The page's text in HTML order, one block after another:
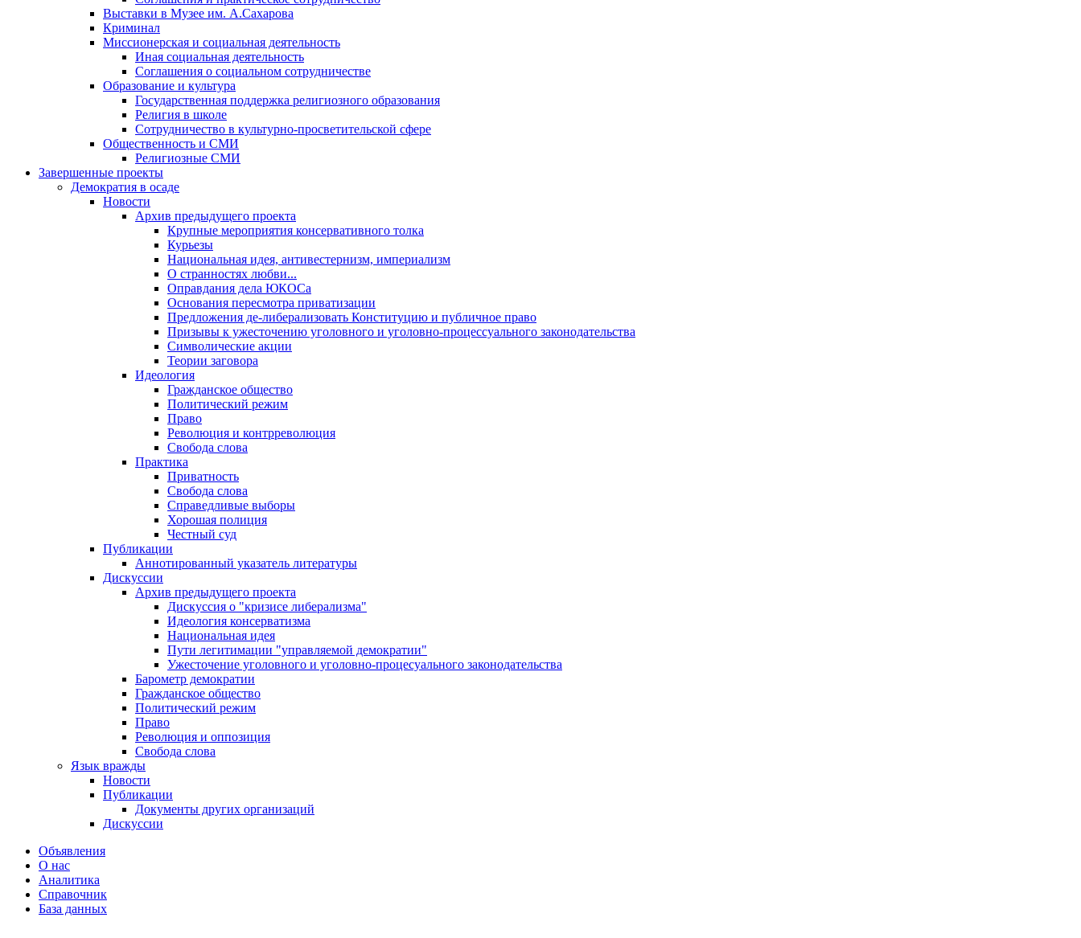
Выставки в Музее им. А.Сахарова
Криминал
Миссионерская и социальная деятельность
Иная социальная деятельность
Соглашения о социальном сотрудничестве
Образование и культура
Государственная поддержка религиозного образования
Религия в школе
Сотрудничество в культурно-просветительской сфере
Общественность и СМИ
Религиозные СМИ
Завершенные проекты
Демократия в осаде
Новости
Архив предыдущего проекта
Крупные мероприятия консервативного толка
Курьезы
Национальная идея, антивестернизм, империализм
О странностях любви...
Оправдания дела ЮКОСа
Основания пересмотра приватизации
Предложения де-либерализовать Конституцию и публичное право
Призывы к ужесточению уголовного и уголовно-процессуального законодательства
Символические акции
Теории заговора
Идеология
Гражданское общество
Политический режим
Право
Революция и контрреволюция
Свобода слова
Практика
Приватность
Свобода слова
Справедливые выборы
Хорошая полиция
Честный суд
Публикации
Аннотированный указатель литературы
Дискуссии
Архив предыдущего проекта
Дискуссия о "кризисе либерализма"
Идеология консерватизма
Национальная идея
Пути легитимации "управляемой демократии"
Ужесточение уголовного и уголовно-процесуального законодательства
Барометр демократии
Гражданское общество
Политический режим
Право
Революция и оппозиция
Свобода слова
Язык вражды
Новости
Публикации
Документы других организаций
Дискуссии
Объявления
О нас
Аналитика
Справочник
База данных